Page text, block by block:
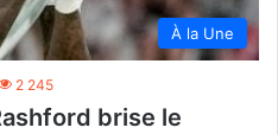
À la Une
2 245
brise le